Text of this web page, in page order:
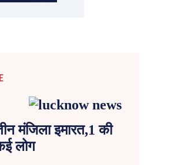
मंजिला इमारत,1 की
लोग